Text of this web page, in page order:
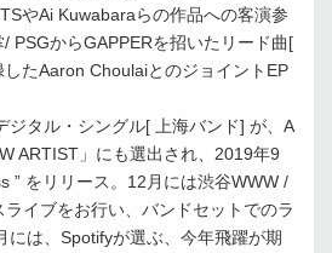
やAi Kuwabaraらの作品への客演参
PSGからGAPPERを招いたリード曲[
たAaron ChoulaiとのジョイントEP
ジタル・シングル[ 上海バンド] が、A
ARTIST」にも選出され、2019年9
” をリリース。12月には渋谷WWW /
イブをお行い、バンドセットでのラ
には、Spotifyが選ぶ、今年飛躍が期